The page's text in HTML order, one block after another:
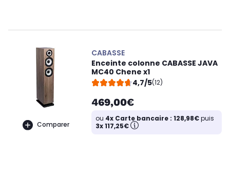
Comparer
CABASSE
Enceinte colonne CABASSE JAVA
MC40 Chene x1
4,7/5(12)
469,00€
ou 4x Carte bancaire : 128,98€puis
3x 117,25€